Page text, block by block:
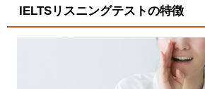
IELTSリスニングテストの特徴